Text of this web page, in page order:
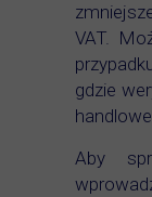
VAT.
gdzie
Aby